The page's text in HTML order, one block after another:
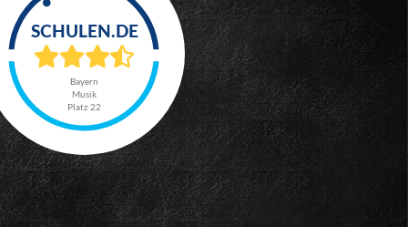
Bayern
Musik
Platz 22